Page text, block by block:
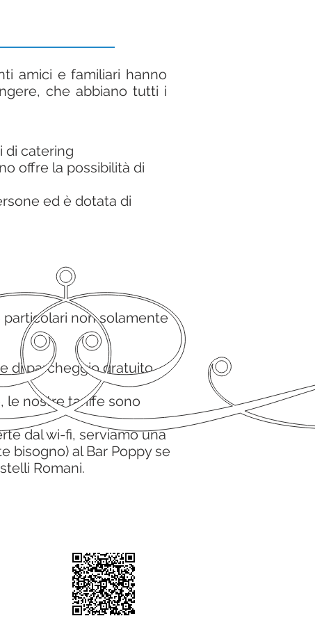
amici e familiari hanno
che abbiano tutti i
di catering
offre la possibilità di
ed è dotata di
particolari non solamente
di parcheggio gratuito.
le nostre tariffe sono
dal wi-fi, serviamo una
bisogno) alBar Poppyse
Romani.